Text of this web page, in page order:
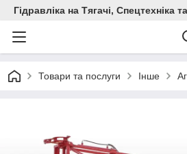
Гідравліка на Тягачі, Спецтехніка
Товари та послуги Інше